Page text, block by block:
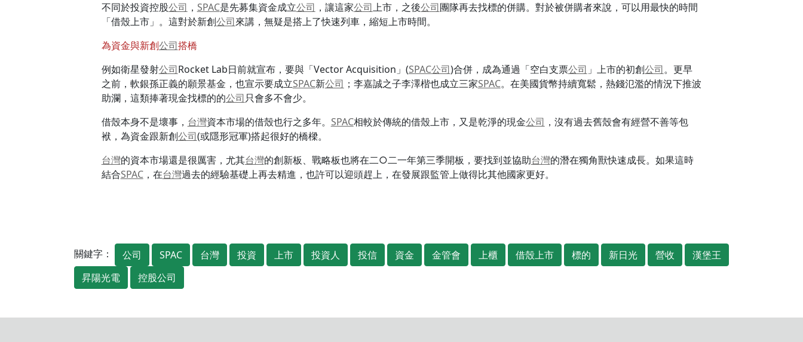
不同於投資控股公司 ， SPAC是先募集資金成立公司 ，讓這家公司上市，之後公司團隊再去找標的併購。對於被併購者來說，可以用最快的時間
「借殼上市」。這對於新創公司來講，無疑是搭上了快速列車，縮短上市時間。
為資金與新創公司搭橋
例如衛星發射公司Rocket Lab日前就宣布，要與「Vector Acquisition」(SPAC公司)合併，成為通過「空白支票公司 」上市的初創公司。更早
之前，軟銀孫正義的願景基金，也宣示要成立SPAC新公司 ；李嘉誠之子李澤楷也成立三家SPAC。在美國貨幣持續寬鬆，熱錢氾濫的情況下推波
助瀾，這類捧著現金找標的的公司只會多不會少。
借殼本身不是壞事， 台灣資本市場的借殼也行之多年。 SPAC相較於傳統的借殼上市，又是乾淨的現金公司 ，沒有過去舊殼會有經營不善等包
袱，為資金跟新創公司(或隱形冠軍)搭起很好的橋樑。
台灣的資本市場還是很厲害，尤其台灣的創新板、戰略板也將在二○二一年第三季開板，要找到並協助台灣的潛在獨角獸快速成長。如果這時
結合SPAC，在台灣過去的經驗基礎上再去精進，也許可以迎頭趕上，在發展跟監管上做得比其他國家更好。
關鍵字： 公司 SPAC 台灣 投資 上市 投資人 投信 資金 金管會 上櫃 借殼上市 標的 新日光 營收
漢堡王
昇陽光電
控股公司